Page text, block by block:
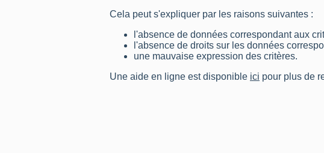
Cela peut s'expliquer par les raisons suivantes :
l'absence de données correspondant aux
l'absence de droits sur les données
une mauvaise expression des critères.
Une aide en ligne est disponible ici pour plus de